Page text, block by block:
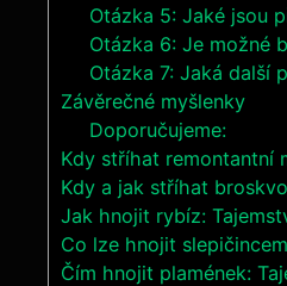
Otázka⁤ 5: ‍Jaké jsou
Otázka 6: Je možné
Otázka 7: Jaká další
Závěrečné myšlenky
Doporučujeme:
Kdy stříhat remontantní
Kdy a jak stříhat
Jak hnojit rybíz:
Co lze hnojit
Čím hnojit plamének: